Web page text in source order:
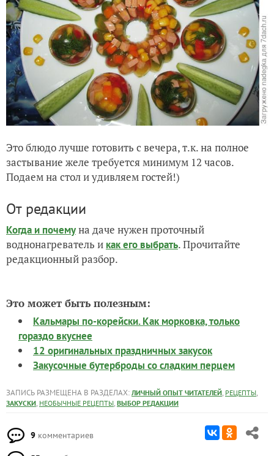
Это блюдо лучше готовить с вечера, т.к. на полное
застывание желе требуется минимум 12 часов.
Подаем на стол и удивляем гостей!)
От редакции
Когда и почемуна даче нужен проточный
воднонагреватель и как его выбрать. Прочитайте
редакционный разбор.
Это может быть полезным:
Кальмары по-корейски. Как морковка, только
гораздо вкуснее
12 оригинальных праздничных закусок
Закусочные бутерброды со сладким перцем
ЗАПИСЬ РАЗМЕЩЕНА В РАЗДЕЛАХ: ЛИЧНЫЙ ОПЫТ ЧИТАТЕЛЕЙ, РЕЦЕПТЫ,
ЗАКУСКИ, НЕОБЫЧНЫЕ РЕЦЕПТЫ, ВЫБОР РЕДАКЦИИ
9 комментариев